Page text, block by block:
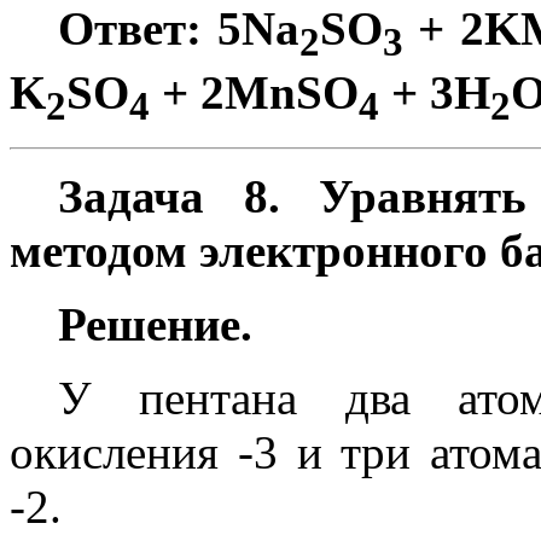
Ответ: 5Na2SO3 +
K2SO4 + 2MnSO4 + 3H2
Задача 8.
методом электронного
Решение.
У пентана два
окисления -3 и три
-2.